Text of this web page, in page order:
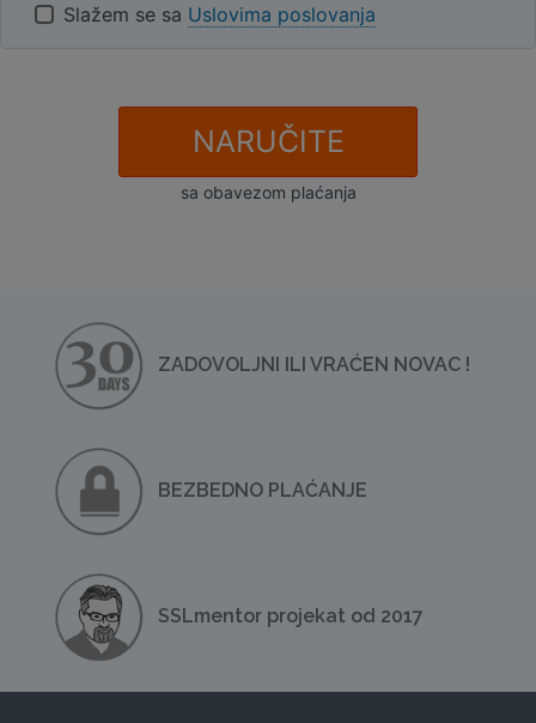
Slažem se sa Uslovima poslovanja
NARUČITE
sa obavezom plaćanja
ZADOVOLJNI ILI VRAĆEN NOVAC !
BEZBEDNO PLAĆANJE
SSLmentor projekat od 2017